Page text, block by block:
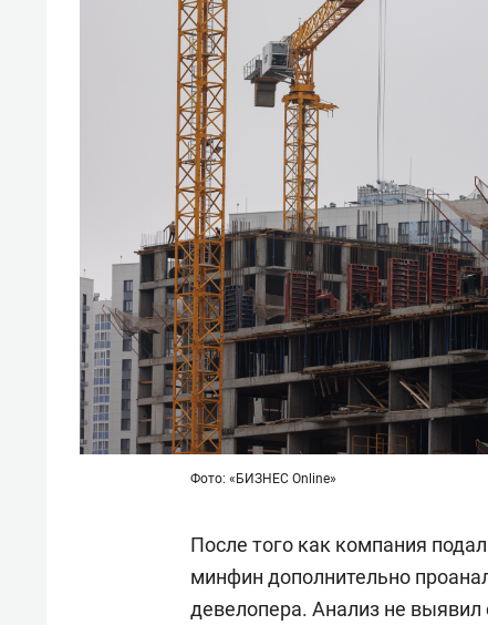
Фото: «БИЗНЕС Online»
После того как компания
минфин дополнительно
девелопера. Анализ не